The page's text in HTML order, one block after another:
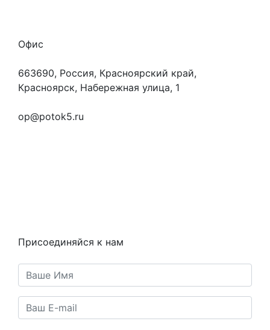
Офис
663690, Россия, Красноярский край,
Красноярск, Набережная улица, 1
op@potok5.ru
Присоединяйся к нам